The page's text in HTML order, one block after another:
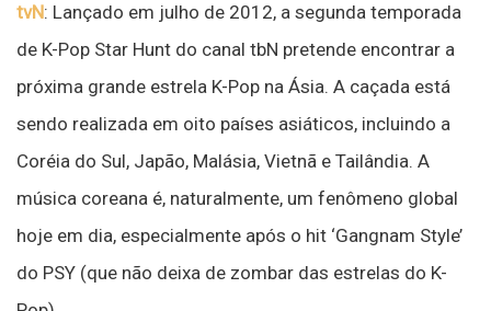
tvN: Lançado em julho de 2012, a segunda temporada
de K-Pop Star Hunt do canal tbN pretende encontrar a
próxima grande estrela K-Pop na Ásia. A caçada está
sendo realizada em oito países asiáticos, incluindo a
Coréia do Sul, Japão, Malásia, Vietnã e Tailândia. A
música coreana é, naturalmente, um fenômeno global
hoje em dia, especialmente após o hit ‘Gangnam Style’
do PSY (que não deixa de zombar das estrelas do K-